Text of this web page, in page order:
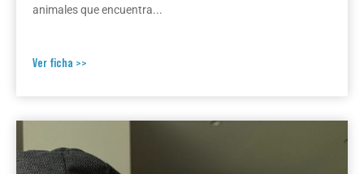
animales que encuentra...
Ver ficha >>